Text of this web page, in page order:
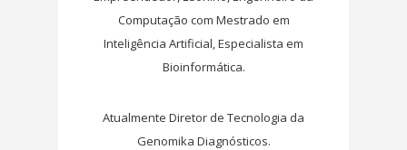
Computação com Mestrado em
Inteligência Artificial, Especialista em
Bioinformática.
Atualmente Diretor de Tecnologia da
Genomika Diagnósticos.